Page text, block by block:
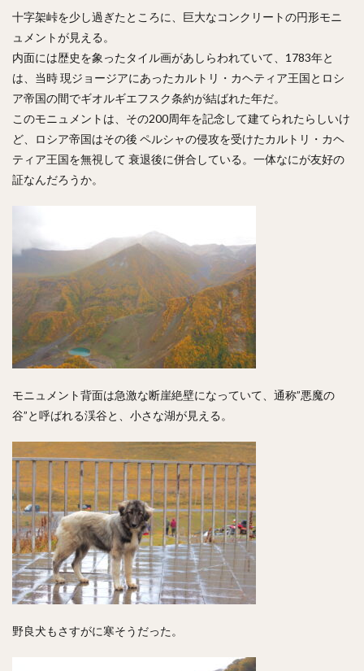
十字架峠を少し過ぎたところに、巨大なコンクリートの円形モニ
ュメントが見える。
内面には歴史を象ったタイル画があしらわれていて、1783年と
は、当時 現ジョージアにあったカルトリ・カヘティア王国とロシ
ア帝国の間でギオルギエフスク条約が結ばれた年だ。
このモニュメントは、その200周年を記念して建てられたらしいけ
ど、ロシア帝国はその後 ペルシャの侵攻を受けたカルトリ・カヘ
ティア王国を無視して 衰退後に併合している。一体なにが友好の
証なんだろうか。
モニュメント背面は急激な断崖絶壁になっていて、通称”悪魔の
谷”と呼ばれる渓谷と、小さな湖が見える。
野良犬もさすがに寒そうだった。